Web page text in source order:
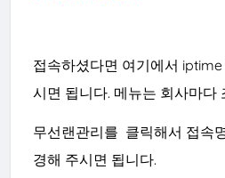
접속하셨다면 여기에서
시면 됩니다. 메뉴는 회사마다
무선랜관리를 클릭해서 접속
경해 주시면 됩니다.